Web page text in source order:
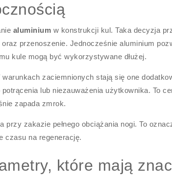
aluminium w konstrukcji kul. Taka decyzja
przenoszenie. Jednocześnie aluminium
kule mogą być wykorzystywane dłużej.
warunkach zaciemnionych stają się one
lub niezauważenia użytkownika. To
zapada zmrok.
zakazie pełnego obciążania nogi. To
czasu na regenerację.
które mają